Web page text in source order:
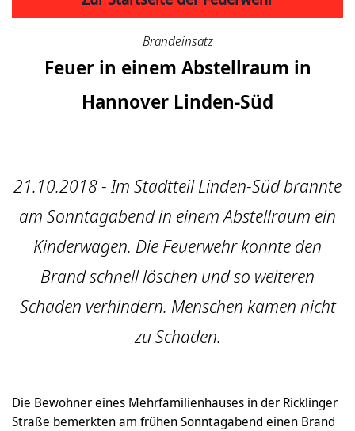
Brandeinsatz
Feuer in einem Abstellraum in
Hannover Linden-Süd
21.10.2018 - Im Stadtteil Linden-Süd brannte
am Sonntagabend in einem Abstellraum ein
Kinderwagen. Die Feuerwehr konnte den
Brand schnell löschen und so weiteren
Schaden verhindern. Menschen kamen nicht
zu Schaden.
Die Bewohner eines Mehrfamilienhauses in der Ricklinger
Straße bemerkten am frühen Sonntagabend einen Brand